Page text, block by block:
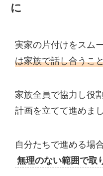
に
実家の片付けをスム
は家族で話し合うこ
家族全員で協力し役
計画を立てて進めまし
自分たちで進める場
無理のない範囲で取